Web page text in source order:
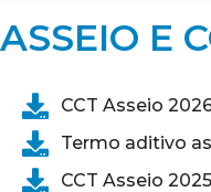
ASSEIO E
CCT Asseio
Termo aditivo
CCT Asseio 2025